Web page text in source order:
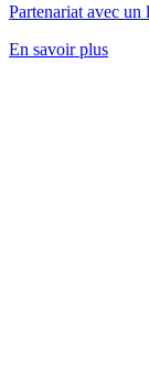
Partenariat avec un
En savoir plus